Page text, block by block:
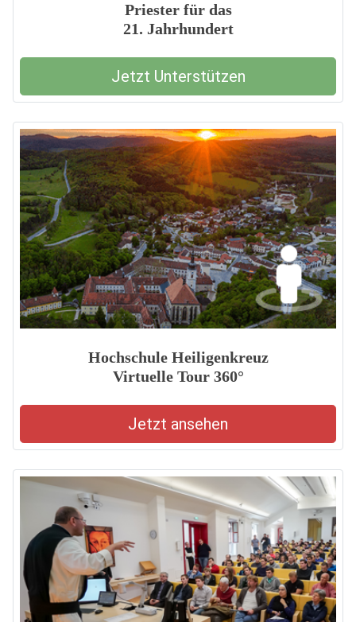
Priester für das
21. Jahrhundert
Jetzt Unterstützen
Hochschule Heiligenkreuz
Virtuelle Tour 360°
Jetzt ansehen